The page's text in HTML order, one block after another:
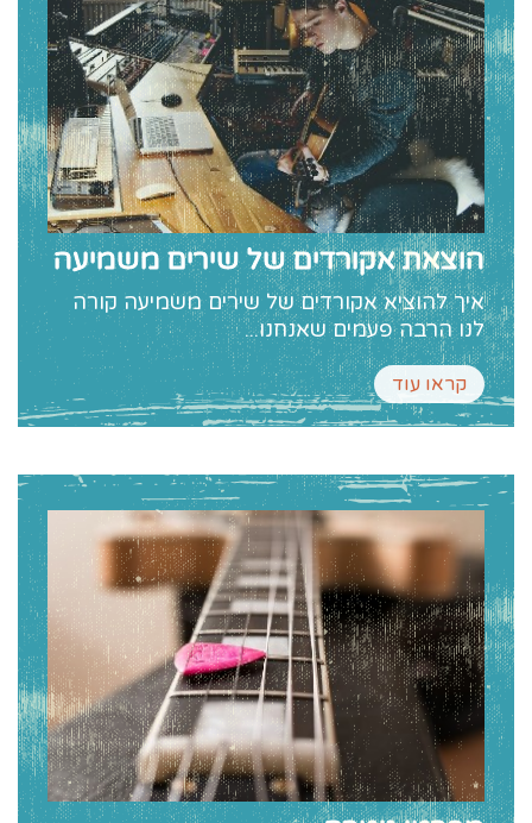
הוצאת אקורדים של שירים משמיעה
איך להוציא אקורדים של שירים משמיעה קורה
לנו הרבה פעמים שאנחנו...
קראו עוד